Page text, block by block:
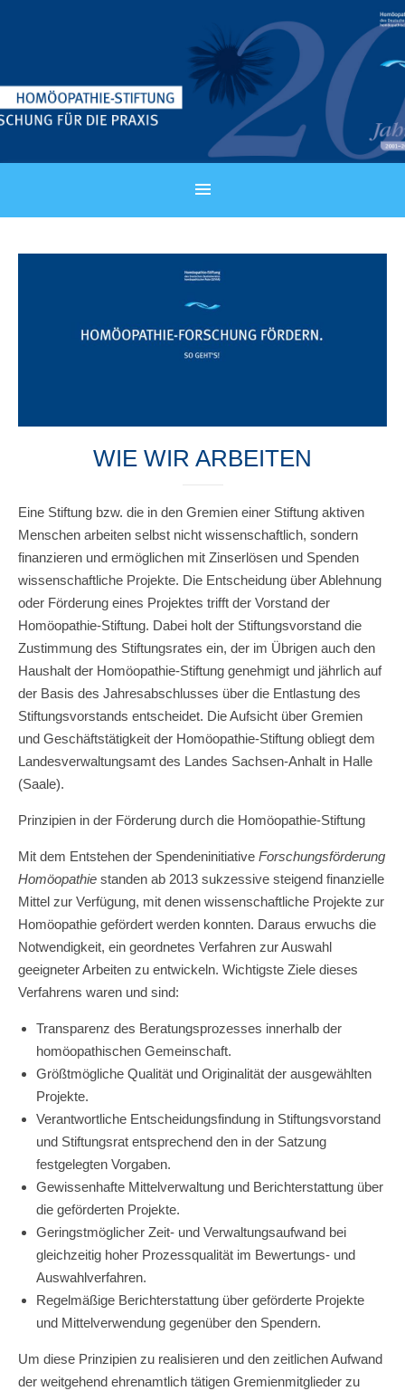
WIE WIR ARBEITEN
Eine Stiftung bzw. die in den Gremien einer Stiftung aktiven
Menschen arbeiten selbst nicht wissenschaftlich, sondern
finanzieren und ermöglichen mit Zinserlösen und Spenden
wissenschaftliche Projekte. Die Entscheidung über Ablehnung
oder Förderung eines Projektes trifft der Vorstand der
Homöopathie-Stiftung. Dabei holt der Stiftungsvorstand die
Zustimmung des Stiftungsrates ein, der im Übrigen auch den
Haushalt der Homöopathie-Stiftung genehmigt und jährlich auf
der Basis des Jahresabschlusses über die Entlastung des
Stiftungsvorstands entscheidet. Die Aufsicht über Gremien
und Geschäftstätigkeit der Homöopathie-Stiftung obliegt dem
Landesverwaltungsamt des Landes Sachsen-Anhalt in Halle
(Saale).
Prinzipien in der Förderung durch die Homöopathie-Stiftung
Mit dem Entstehen der Spendeninitiative Forschungsförderung
Homöopathie standen ab 2013 sukzessive steigend finanzielle
Mittel zur Verfügung, mit denen wissenschaftliche Projekte zur
Homöopathie gefördert werden konnten. Daraus erwuchs die
Notwendigkeit, ein geordnetes Verfahren zur Auswahl
geeigneter Arbeiten zu entwickeln. Wichtigste Ziele dieses
Verfahrens waren und sind:
Transparenz des Beratungsprozesses innerhalb der
homöopathischen Gemeinschaft.
Größtmögliche Qualität und Originalität der ausgewählten
Projekte.
Verantwortliche Entscheidungsfindung in Stiftungsvorstand
und Stiftungsrat entsprechend den in der Satzung
festgelegten Vorgaben.
Gewissenhafte Mittelverwaltung und Berichterstattung über
die geförderten Projekte.
Geringstmöglicher Zeit- und Verwaltungsaufwand bei
gleichzeitig hoher Prozessqualität im Bewertungs- und
Auswahlverfahren.
Regelmäßige Berichterstattung über geförderte Projekte
und Mittelverwendung gegenüber den Spendern.
Um diese Prinzipien zu realisieren und den zeitlichen Aufwand
der weitgehend ehrenamtlich tätigen Gremienmitglieder zu